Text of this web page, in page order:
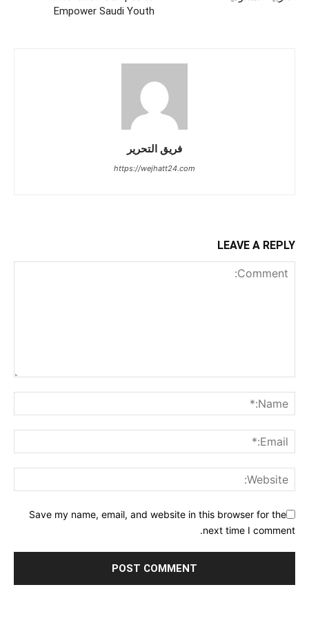
Empower Saudi Youth
فريق التحرير
https://wejhatt24.com
LEAVE A REPLY
Save my name, email, and website in this browser for the
next time I comment.